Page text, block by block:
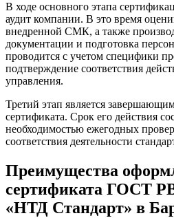
В ходе основного этапа
аудит компании. В это время
внедренной СМК, а также
документации и подготовка
проводится с учетом специфики
подтверждение соответствия
управления.
Третий этап является
сертификата. Срок его действия
необходимостью ежегодных
соответствия деятельности
Преимущества
сертификата ГОСТ
«НТД Стандарт» в